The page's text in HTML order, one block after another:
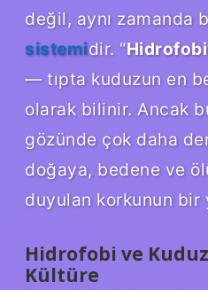
değil, aynı zamanda
sistemidir. “Hidrofobi
— tıpta kuduzun en
olarak bilinir. Ancak
gözünde çok daha
doğaya, bedene ve
duyulan korkunun bir
Hidrofobi ve
Kültüre